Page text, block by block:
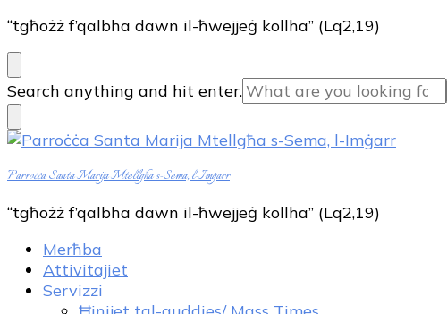
“tgħożż f’qalbha dawn il-ħwejjeġ kollha” (Lq2,19)
Looking
for
Something?
Search anything and hit enter.
Parroċċa Santa Marija Mtellgħa s-Sema, l-Imġarr
“tgħożż f’qalbha dawn il-ħwejjeġ kollha” (Lq2,19)
Merħba
Attivitajiet
Servizzi